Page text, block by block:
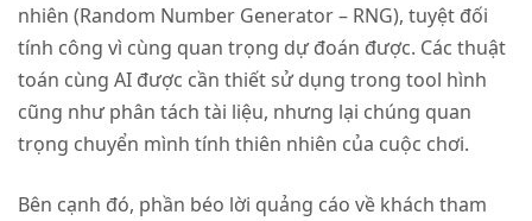
nhiên (Random Number Generator – RNG), tuyệt đối
tính công vì cùng quan trọng dự đoán được. Các thuật
toán cùng AI được cần thiết sử dụng trong tool hình
cũng như phân tách tài liệu, nhưng lại chúng quan
trọng chuyển mình tính thiên nhiên của cuộc chơi.
Bên cạnh đó, phần béo lời quảng cáo về khách tham